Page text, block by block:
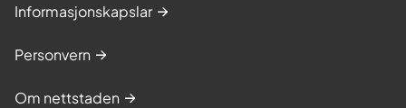
Informasjonskapslar
Personvern
Om nettstaden